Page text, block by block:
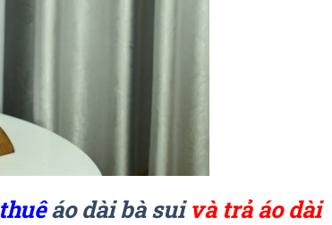
thuêáo dài bà suivà trả áo dài